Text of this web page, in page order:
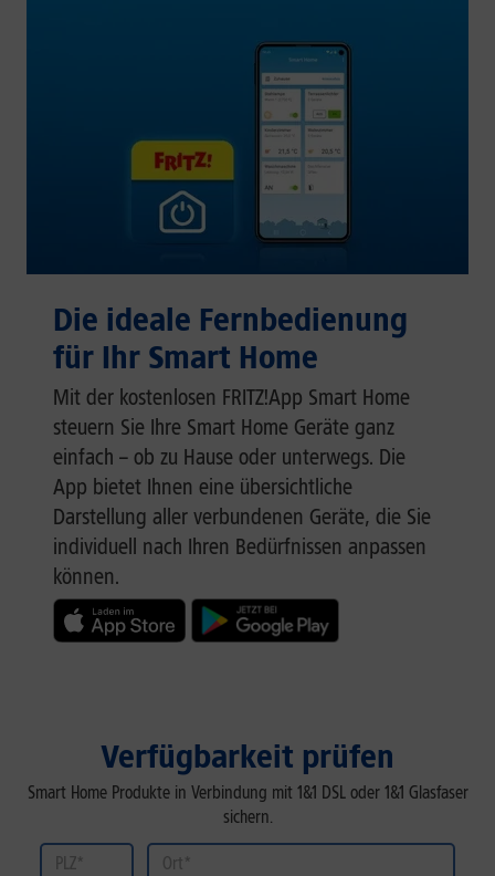
Die ideale Fernbedienung
für Ihr Smart Home
Mit der kostenlosen FRITZ!App Smart Home
steuern Sie Ihre Smart Home Geräte ganz
einfach – ob zu Hause oder unterwegs. Die
App bietet Ihnen eine übersichtliche
Darstellung aller verbundenen Geräte, die Sie
individuell nach Ihren Bedürfnissen anpassen
können.
Verfügbarkeit prüfen
Smart Home Produkte in Verbindung mit 1&1 DSL oder 1&1 Glasfaser
sichern.